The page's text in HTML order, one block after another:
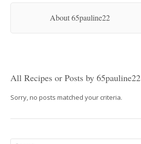
About 65pauline22
All Recipes or Posts by65pauline22
Sorry, no posts matched your criteria.